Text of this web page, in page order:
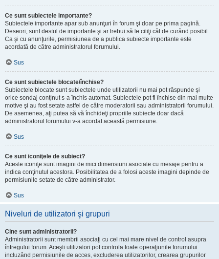
Ce sunt subiectele importante?
Subiectele importante apar sub anunţuri în forum şi doar pe prima pagină.
Deseori, sunt destul de importante şi ar trebui să le citiţi cât de curând posibil.
Ca şi cu anunţurile, permisiunea de a publica subiecte importante este
acordată de către administratorul forumului.
Sus
Ce sunt subiectele blocate/închise?
Subiectele blocate sunt subiectele unde utilizatorii nu mai pot răspunde şi
orice sondaj conţinut s-a închis automat. Subiectele pot fi închise din mai multe
motive şi au fost setate astfel de către moderatorii sau administratorii forumului.
De asemenea, aţi putea să vă închideţi propriile subiecte doar dacă
administratorul forumului v-a acordat această permisiune.
Sus
Ce sunt iconiţele de subiect?
Aceste iconiţe sunt imagini de mici dimensiuni asociate cu mesaje pentru a
indica conţinutul acestora. Posibilitatea de a folosi aceste imagini depinde de
permisiunile setate de către administrator.
Sus
Niveluri de utilizatori şi grupuri
Cine sunt administratorii?
Administratorii sunt membrii asociaţi cu cel mai mare nivel de control asupra
întregului forum. Aceşti utilizatori pot controla toate operaţiunile forumului
incluzând permisiunile de acces, excluderea utilizatorilor, crearea grupurilor